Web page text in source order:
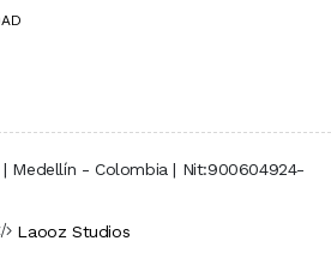
Medellín - Colombia | Nit:900604924-
Laooz Studios